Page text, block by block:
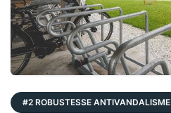
#2 ROBUSTESSE ANTIVANDALISME